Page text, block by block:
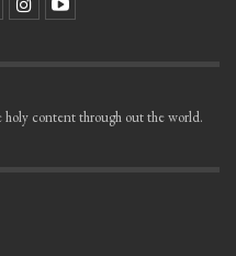
holy content through out the world.